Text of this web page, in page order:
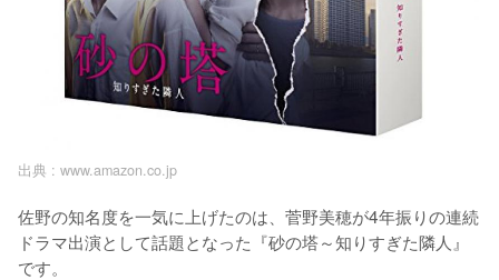
出典 : www.amazon.co.jp
佐野の知名度を一気に上げたのは、菅野美穂が4年振りの連続
ドラマ出演として話題となった『砂の塔～知りすぎた隣人』
です。